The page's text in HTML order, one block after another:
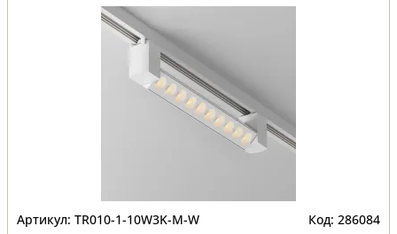
TR010-1-10W3K-M-W 286084